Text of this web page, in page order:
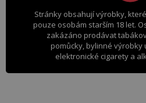
Stránky obsahují výrobky,
pouze osobám starším 18 let.
zakázáno prodávat
pomůcky, bylinné výrobky
elektronické cigarety a